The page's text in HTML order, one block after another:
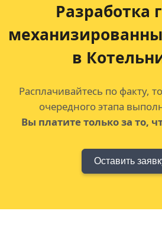
Разработка
в
Расплачивайтесь по факту,
очередного этапа
Вы платите только за то,
Оставить